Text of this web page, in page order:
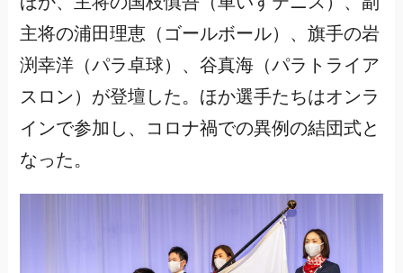
主将の浦田理恵（ゴールボール）、旗手の岩
渕幸洋（パラ卓球）、谷真海（パラトライア
スロン）が登壇した。ほか選手たちはオンラ
インで参加し、コロナ禍での異例の結団式と
なった。